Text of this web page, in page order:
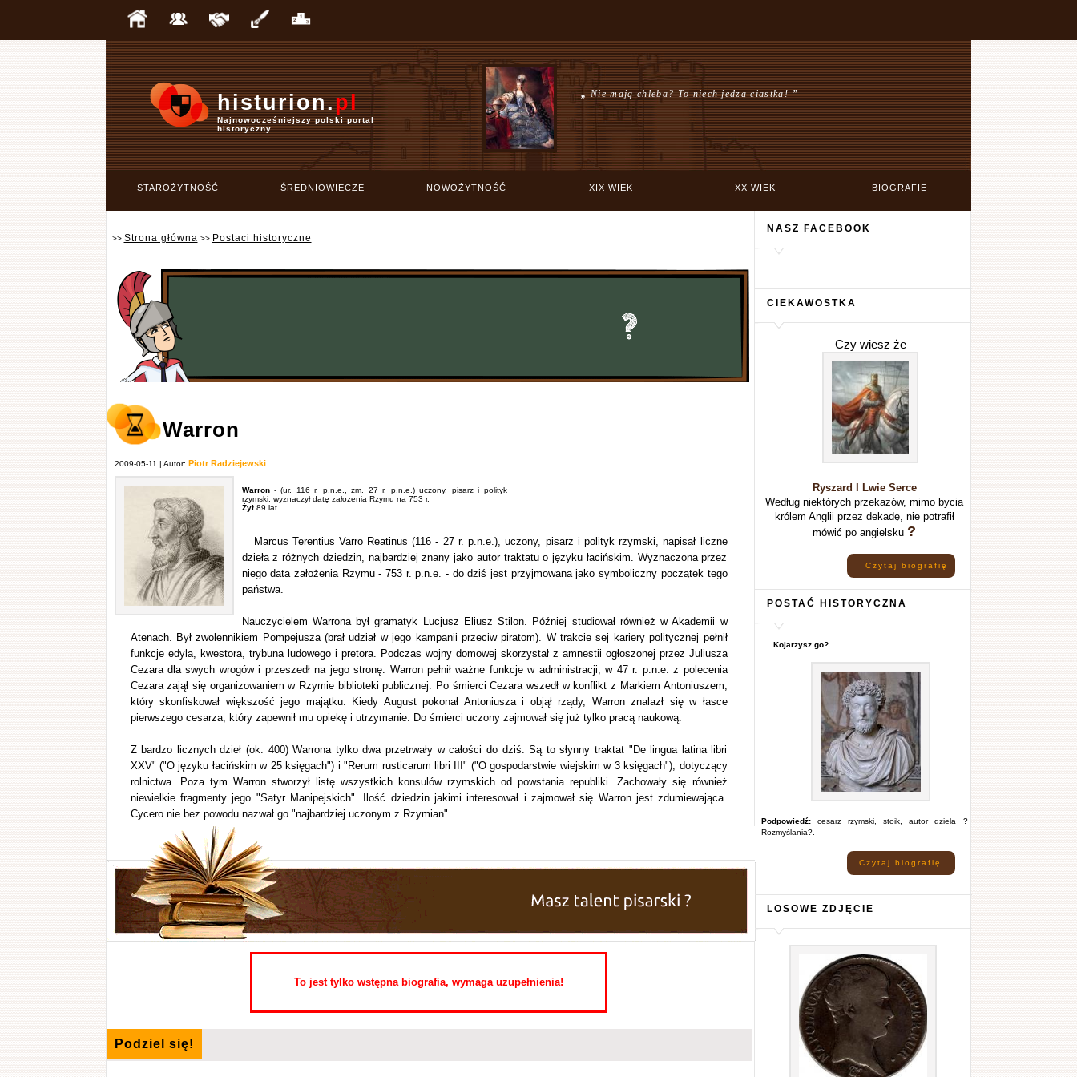
histurion.pl
Najnowocześniejszy polski portal
historyczny
„Nie mają chleba? To niech jedzą ciastka!”
STAROŻYTNOŚĆ ŚREDNIOWIECZE NOWOŻYTNOŚĆ XIX WIEK XX WIEK BIOGRAFIE
>> Strona główna >> Postaci historyczne
Warron
2009-05-11 | Autor: Piotr Radziejewski
Warron- (ur. 116 r. p.n.e., zm. 27 r. p.n.e.) uczony, pisarz i polityk
rzymski, wyznaczył datę założenia Rzymu na 753 r.
Żył89 lat
Marcus Terentius Varro Reatinus (116 - 27 r. p.n.e.), uczony, pisarz i polityk rzymski, napisał liczne
dzieła z różnych dziedzin, najbardziej znany jako autor traktatu o języku łacińskim. Wyznaczona przez
niego data założenia Rzymu - 753 r. p.n.e. - do dziś jest przyjmowana jako symboliczny początek tego
państwa.
Nauczycielem Warrona był gramatyk Lucjusz Eliusz Stilon. Później studiował również w Akademii w
Atenach. Był zwolennikiem Pompejusza (brał udział w jego kampanii przeciw piratom). W trakcie sej kariery politycznej pełnił
funkcje edyla, kwestora, trybuna ludowego i pretora. Podczas wojny domowej skorzystał z amnestii ogłoszonej przez Juliusza
Cezara dla swych wrogów i przeszedł na jego stronę. Warron pełnił ważne funkcje w administracji, w 47 r. p.n.e. z polecenia
Cezara zajął się organizowaniem w Rzymie biblioteki publicznej. Po śmierci Cezara wszedł w konflikt z Markiem Antoniuszem,
który skonfiskował większość jego majątku. Kiedy August pokonał Antoniusza i objął rządy, Warron znalazł się w łasce
pierwszego cesarza, który zapewnił mu opiekę i utrzymanie. Do śmierci uczony zajmował się już tylko pracą naukową.
Z bardzo licznych dzieł (ok. 400) Warrona tylko dwa przetrwały w całości do dziś. Są to słynny traktat "De lingua latina libri
XXV" ("O języku łacińskim w 25 księgach") i "Rerum rusticarum libri III" ("O gospodarstwie wiejskim w 3 księgach"), dotyczący
rolnictwa. Poza tym Warron stworzył listę wszystkich konsulów rzymskich od powstania republiki. Zachowały się również
niewielkie fragmenty jego "Satyr Manipejskich". Ilość dziedzin jakimi interesował i zajmował się Warron jest zdumiewająca.
Cycero nie bez powodu nazwał go "najbardziej uczonym z Rzymian".
To jest tylko wstępna biografia, wymaga uzupełnienia!
Podziel się!
NASZ FACEBOOK
CIEKAWOSTKA
Czy wiesz że
Ryszard I Lwie Serce
Według niektórych przekazów, mimo bycia
królem Anglii przez dekadę, nie potrafił
mówić po angielsku ?
Czytaj biografię
POSTAĆ HISTORYCZNA
Kojarzysz go?
Podpowiedź:cesarz rzymski, stoik, autor dzieła ?
Rozmyślania?.
Czytaj biografię
LOSOWE ZDJĘCIE